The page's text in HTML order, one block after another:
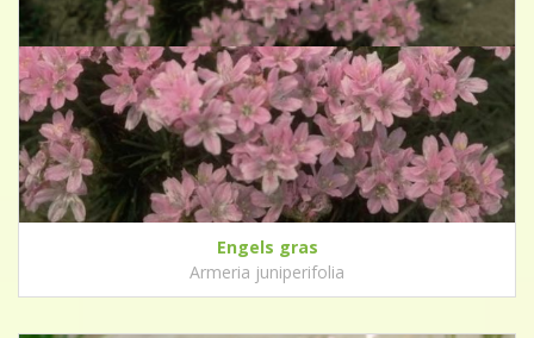
Engels gras
Armeria juniperifolia